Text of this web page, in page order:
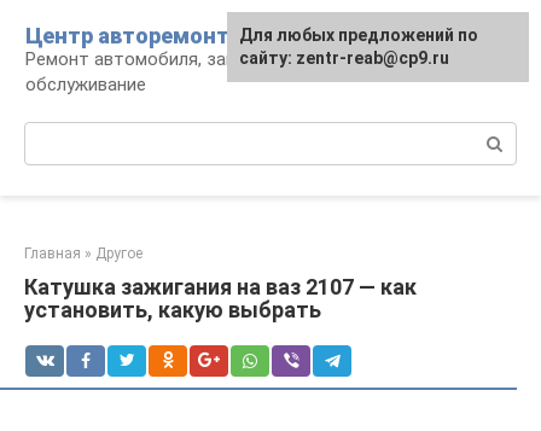
контенту
Центр авторемонта
Ремонт автомобиля, запчасти и
обслуживание
Главная » Другое
Катушка зажигания на ваз 2107 — как
установить, какую выбрать
Для любых предложений по
сайту: zentr-reab@cp9.ru